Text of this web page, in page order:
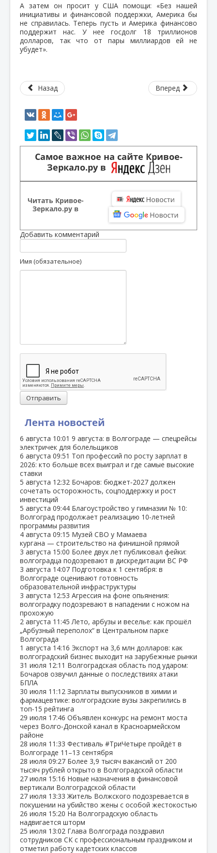
Лента новостей
6 августа 10:01 9 августа: в Волгограде — спецрейсы
электричек для болельщиков
6 августа 09:51 Топ профессий по росту зарплат в
2026: кто больше всех выиграл и где самые высокие
ставки
5 августа 12:32 Бочаров: бюджет‑2027 должен
сочетать осторожность, соцподдержку и рост
инвестиций
5 августа 09:44 Благоустройство у гимназии № 10:
Волгоград продолжает реализацию 10‑летней
программы развития
4 августа 09:15 Музей СВО у Мамаева
кургана — строительство на финишной прямой
3 августа 15:00 Более двух лет публиковал фейки:
волгоградца подозревают в дискредитации ВС РФ
3 августа 14:07 Подготовка к 1 сентября: в
Волгограде оценивают готовность
образовательной инфраструктуры
3 августа 12:53 Агрессия на фоне опьянения:
волгоградку подозревают в нападении с ножом на
прохожую
2 августа 11:45 Лето, арбузы и веселье: как прошёл
„Арбузный переполох“ в Центральном парке
Волгограда
1 августа 14:16 Экспорт на 3,6 млн долларов: как
волгоградский бизнес выходит на зарубежные рынки
31 июля 12:11 Волгоградская область под ударом:
Бочаров озвучил данные о последствиях атаки
БПЛА
30 июля 11:12 Зарплаты выпускников в химии и
фармацевтике: волгоградские вузы закрепились в
топ‑15 рейтинга
29 июля 17:46 Объявлен конкурс на ремонт моста
через Волго‑Донской канал в Красноармейском
районе
28 июля 11:33 Фестиваль #ТриЧетыре пройдёт в
Волгограде 11–13 сентября
28 июля 09:27 Более 3,9 тысяч вакансий от 200
тысяч рублей открыто в Волгоградской области
27 июля 15:16 Новые назначения в финансовой
вертикали Волгоградской области
27 июля 13:33 Житель Волжского подозревается в
покушении на убийство жены с особой жестокостью
26 июля 15:20 На Волгоградскую область
надвигается шторм
25 июля 13:02 Глава Волгограда поздравил
сотрудников СК с профессиональным праздником и
отметил работу кадетских классов
А затем он просит у США помощи: «Без нашей
инициативы и финансовой поддержки, Америка бы
не справилась. Теперь пусть и Америка финансово
поддержит нас. У нее госдолг 18 триллионов
долларов, так что от пары миллиардов ей не
убудет».
Назад Вперед
Самое важное на сайте Кривое-
Зеркало.ру в
Читать Кривое-
Зеркало.ру в
Добавить комментарий
Имя (обязательное)
Отправить